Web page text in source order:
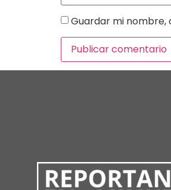
Guardar mi nombre,